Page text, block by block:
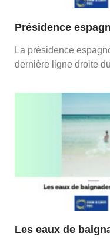
Présidence
La présidence
dernière ligne droite du
Les eaux de